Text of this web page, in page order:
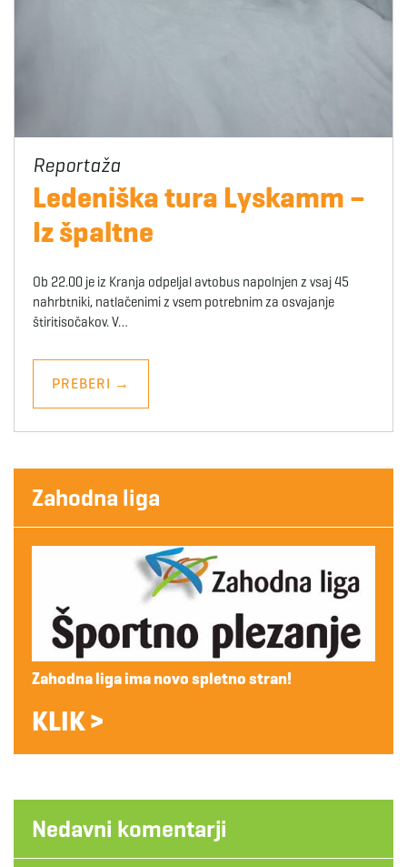
Ledeniška tura Lyskamm –
Iz špaltne
Ob 22.00 je iz Kranja odpeljal avtobus napolnjen z vsaj 45
nahrbtniki, natlačenimi z vsem potrebnim za osvajanje
štiritisočakov. V…
PREBERI →
Zahodna liga
Zahodna liga ima novo spletno stran!
KLIK >
Nedavni komentarji